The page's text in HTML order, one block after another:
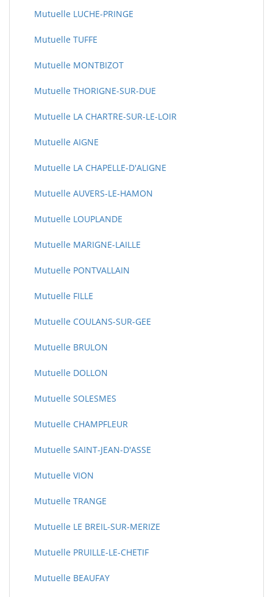
Mutuelle LUCHE-PRINGE
Mutuelle TUFFE
Mutuelle MONTBIZOT
Mutuelle THORIGNE-SUR-DUE
Mutuelle LA CHARTRE-SUR-LE-LOIR
Mutuelle AIGNE
Mutuelle LA CHAPELLE-D'ALIGNE
Mutuelle AUVERS-LE-HAMON
Mutuelle LOUPLANDE
Mutuelle MARIGNE-LAILLE
Mutuelle PONTVALLAIN
Mutuelle FILLE
Mutuelle COULANS-SUR-GEE
Mutuelle BRULON
Mutuelle DOLLON
Mutuelle SOLESMES
Mutuelle CHAMPFLEUR
Mutuelle SAINT-JEAN-D'ASSE
Mutuelle VION
Mutuelle TRANGE
Mutuelle LE BREIL-SUR-MERIZE
Mutuelle PRUILLE-LE-CHETIF
Mutuelle BEAUFAY